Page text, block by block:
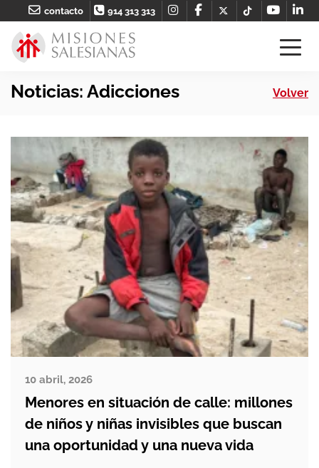
contacto 914 313 313
Volver
Noticias: Adicciones
10 abril, 2026
Menores en situación de calle: millones
de niños y niñas invisibles que buscan
una oportunidad y una nueva vida